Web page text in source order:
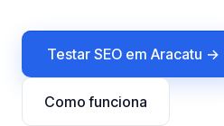
Testar SEO em Aracatu →
Como funciona